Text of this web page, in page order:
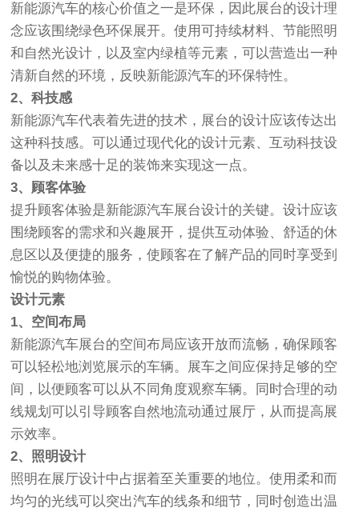
新能源汽车的核心价值之一是环保，因此展台的设计理
念应该围绕绿色环保展开。使用 可持续材料、节能照明
和 自然光设计 ，以及室内绿植等元素，可以营造出一种
清新自然的环境，反映新能源汽车的环保特性。
2、科技感
新能源汽车代表着先进的技术，展台的设计应该传达出
这种科技感。可以通过现代化的设计元素、互动科技设
备以及未来感十足的装饰来实现这一点。
3、顾客体验
提升顾客体验是新能源汽车展台设计的关键。设计应该
围绕顾客的需求和兴趣展开，提供互动体验、舒适的休
息区以及便捷的服务，使顾客在了解产品的同时享受到
愉悦的购物体验。
设计元素
1、空间布局
新能源汽车展台的空间布局应该开放而流畅，确保顾客
可以轻松地浏览展示的车辆。展车之间应保持足够的空
间，以便顾客可以从不同角度观察车辆。同时合理的动
线规划可以引导顾客自然地流动通过展厅，从而提高展
示效率。
2、照明设计
照明在展厅设计中占据着至关重要的地位。使用柔和而
均匀的光线可以突出汽车的线条和细节，同时创造出温